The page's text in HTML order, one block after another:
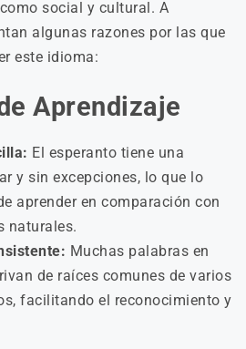
social y cultural. A
algunas razones por las que
este idioma:
Aprendizaje
El esperanto tiene una
y sin excepciones, lo que lo
aprender en comparación con
naturales.
Muchas palabras en
de raíces comunes de varios
facilitando el reconocimiento y